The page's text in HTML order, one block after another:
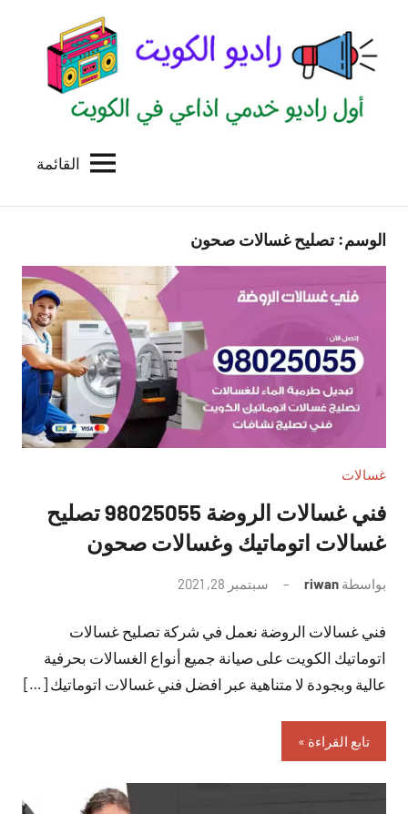
المحتوى
الكويت
للاعلانات
القائمة
الوسم:تصليح غسالات صحون
غسالات
فني غسالات الروضة 98025055 تصليح
غسالات اتوماتيك وغسالات صحون
بواسطة riwan سبتمبر 28, 2021
تعليقات
فني غسالات الروضة نعمل في شركة تصليح غسالات
اتوماتيك الكويت على صيانة جميع أنواع الغسالات بحرفية
عالية وبجودة لا متناهية عبر افضل فني غسالات اتوماتيك […]
تابع القراءة